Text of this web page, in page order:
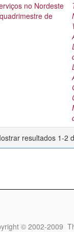
no Nordeste
de
resultados 1-2
© 2002-2009